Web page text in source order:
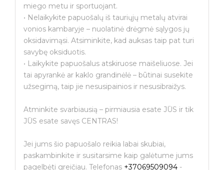
miego metu ir sportuojant.
• Nelaikykite papuošalų iš tauriųjų metalų atvirai
vonios kambaryje – nuolatinė drėgmė sąlygos jų
oksidavimąsi. Atsiminkite, kad auksas taip pat turi
savybę oksiduotis.
• Laikykite papuošalus atskiruose maišeliuose. Jei
tai apyrankė ar kaklo grandinėlė – būtinai susekite
užsegimą, taip jie nesusipainios ir nesusibraižys.
Atminkite svarbiausią – pirmiausia esate JŪS ir tik
JŪS esate savęs CENTRAS!
Jei jums šio papuošalo reikia labai skubiai,
paskambinkite ir susitarsime kaip galėtume jums
pagelbėti greičiau. Telefonas +37069509094-